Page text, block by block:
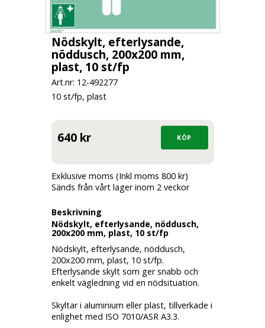
Nödskylt, efterlysande,
nöddusch, 200x200 mm,
plast, 10 st/fp
Art.nr: 12-492277
10 st/fp, plast
640 kr
Exklusive moms (Inkl moms 800 kr)
Sänds från vårt lager inom 2 veckor
Beskrivning
Nödskylt, efterlysande, nöddusch,
200x200 mm, plast, 10 st/fp
Nödskylt, efterlysande, nöddusch,
200x200 mm, plast, 10 st/fp.
Efterlysande skylt som ger snabb och
enkelt vägledning vid en nödsituation.
Skyltar i aluminium eller plast, tillverkade i
enlighet med ISO 7010/ASR A3.3.